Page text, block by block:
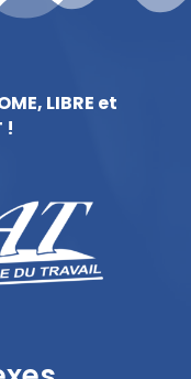
LIBRE et
!